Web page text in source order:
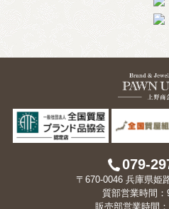
079-
〒670-0046 兵庫県姫
質部営業時間
販売部営業時間